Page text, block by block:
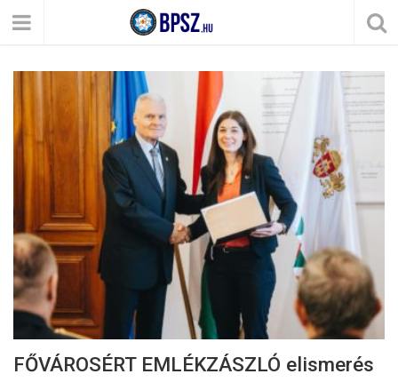
FŐVÁROSÉRT EMLÉKZÁSZLÓ elismerés